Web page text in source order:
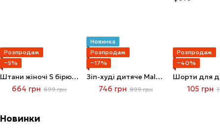
Розпродаж
−5%
Штани жіночі S бірюзовий
664 грн 699 грн
Новинка
Розпродаж
−17%
Зіп-худі дитяче Malta 134см шоколад
746 грн 899 грн
Розпродаж
−40%
105 грн
Новинки